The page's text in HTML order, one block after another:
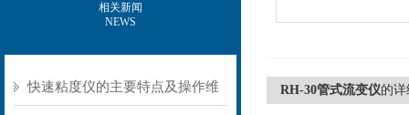
相关新闻
NEWS
快速粘度仪的主要特点及操作维 RH-30管式流变仪的